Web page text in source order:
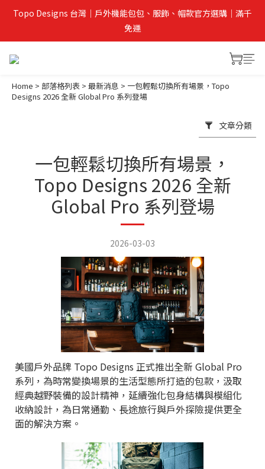
Topo Designs 台灣｜戶外機能包包、服飾、帽款官方選購｜滿千
免運
Home > 部落格列表 > 最新消息 > 一包輕鬆切換所有場景，Topo
Designs 2026 全新 Global Pro 系列登場
文章分類
一包輕鬆切換所有場景，
Topo Designs 2026 全新
Global Pro 系列登場
2026-03-03
美國戶外品牌 Topo Designs 正式推出全新 Global Pro
系列，為時常變換場景的生活型態所打造的包款，汲取
經典越野裝備的設計精神，延續強化包身結構與模組化
收納設計，為日常通勤、長途旅行與戶外探險提供更全
面的解決方案。